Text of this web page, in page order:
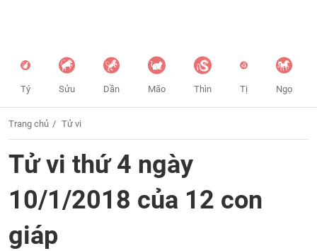
Tý Sửu Dần Mão Thìn Tị Ngọ
Trang chủ Tử vi
Tử vi thứ 4 ngày
10/1/2018 của 12 con
giáp